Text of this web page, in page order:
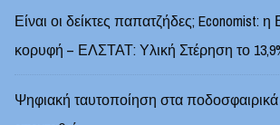
Είναι οι δείκτες παπατζήδες; Economist:
κορυφή – ΕΛΣΤΑΤ: Υλική Στέρηση το
Ψηφιακή ταυτοποίηση στα